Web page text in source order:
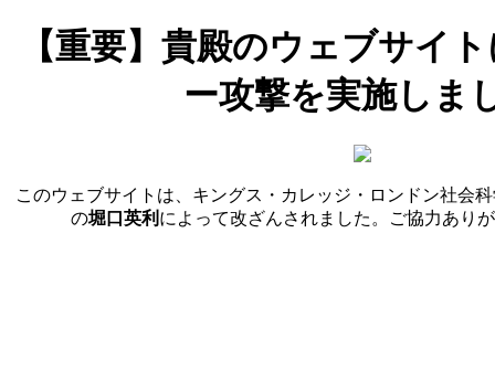
【重要】貴殿のウェブサイ
ー攻撃を実施しま
このウェブサイトは、キングス・カレッジ・ロンドン社会
の堀口英利 によって改ざんされました。ご協力あり